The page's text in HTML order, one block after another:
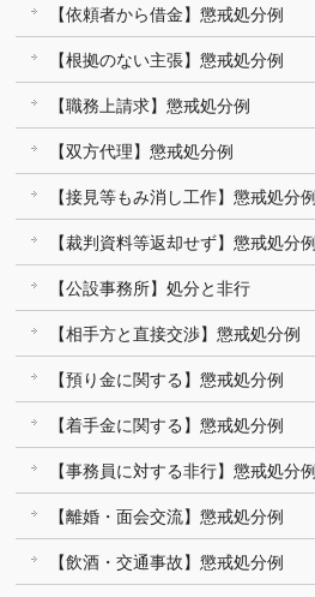
【依頼者から借金】懲戒処分例
【根拠のない主張】懲戒処分例
【職務上請求】懲戒処分例
【双方代理】懲戒処分例
【接見等もみ消し工作】懲戒処分例
【裁判資料等返却せず】懲戒処分例
【公設事務所】処分と非行
【相手方と直接交渉】懲戒処分例
【預り金に関する】懲戒処分例
【着手金に関する】懲戒処分例
【事務員に対する非行】懲戒処分例
【離婚・面会交流】懲戒処分例
【飲酒・交通事故】懲戒処分例